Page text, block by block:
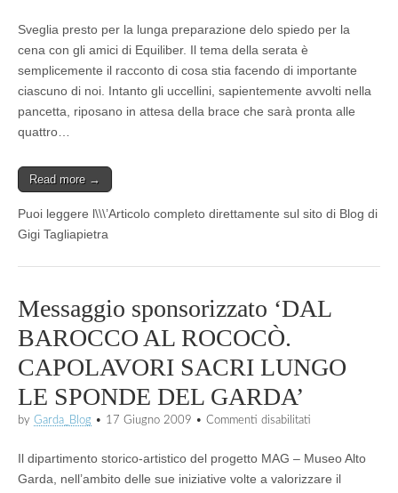
Sveglia presto per la lunga preparazione delo spiedo per la
cena con gli amici di Equiliber. Il tema della serata è
semplicemente il racconto di cosa stia facendo di importante
ciascuno di noi. Intanto gli uccellini, sapientemente avvolti nella
pancetta, riposano in attesa della brace che sarà pronta alle
quattro…
Read more →
Puoi leggere l\\\’Articolo completo direttamente sul sito di Blog di
Gigi Tagliapietra
Messaggio sponsorizzato ‘DAL
BAROCCO AL ROCOCÒ.
CAPOLAVORI SACRI LUNGO
LE SPONDE DEL GARDA’
by Garda_Blog • 17 Giugno 2009 • Commenti disabilitati
‘DAL
BAROCCO
Il dipartimento storico-artistico del progetto MAG – Museo Alto
Garda, nell’ambito delle sue iniziative volte a valorizzare il